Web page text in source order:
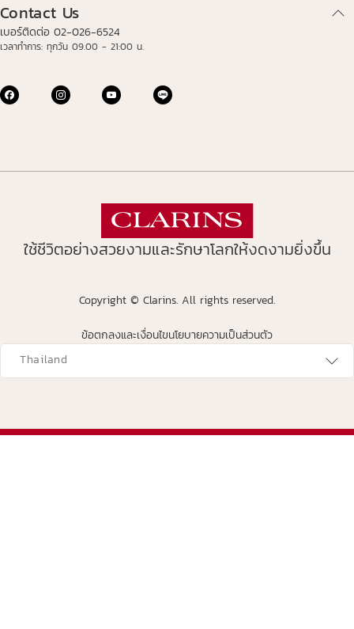
Contact Us
เบอร์ติดต่อ 02-026-6524
เวลาทำการ: ทุกวัน 09.00 - 21:00 น.
ใช้ชีวิตอย่างสวยงามและรักษาโลกให้งดงามยิ่งขึ้น
Copyright © Clarins. All rights reserved.
ข้อตกลงและเงื่อนไขนโยบายความเป็นส่วนตัว
Navigates to
Thailand